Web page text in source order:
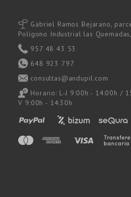
Gabriel Ramos Bejarano,
Polígono Industrial las
957 48 43 53
648 923 797
consultas@andupil.com
Horario: L-J 9:00h - 14:00h /
V 9:00h - 14:30h